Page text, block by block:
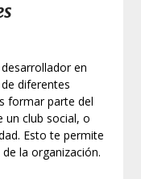
en
diferentes
formar parte del
un club social, o
Esto te permite
la organización.